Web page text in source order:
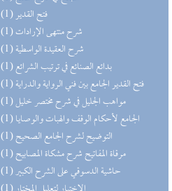
(1) فتح القدير
(1) شرح منتهى الإرادات
(1) شرح العقيدة الواسطية
(1) بدائع الصنائع في ترتيب الشرائع
(1) فتح القدير الجامع بين فني الرواية والدراية
(1) مواهب الجليل في شرح مختصر خليل
(1) الجامع لأحكام الوقف والهبات والوصايا
(1) التوضيح لشرح الجامع الصحيح
(1) مرقاة المفاتيح شرح مشكاة المصابيح
(1) حاشية الدسوقي على الشرح الكبير